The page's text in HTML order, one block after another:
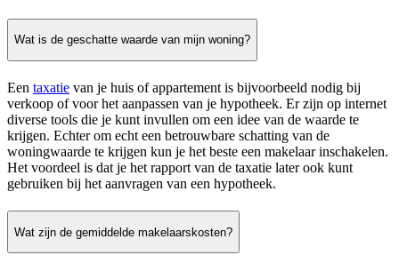
Wat is de geschatte waarde van mijn woning?
Een taxatie van je huis of appartement is bijvoorbeeld nodig bij
verkoop of voor het aanpassen van je hypotheek. Er zijn op internet
diverse tools die je kunt invullen om een idee van de waarde te
krijgen. Echter om echt een betrouwbare schatting van de
woningwaarde te krijgen kun je het beste een makelaar inschakelen.
Het voordeel is dat je het rapport van de taxatie later ook kunt
gebruiken bij het aanvragen van een hypotheek.
Wat zijn de gemiddelde makelaarskosten?